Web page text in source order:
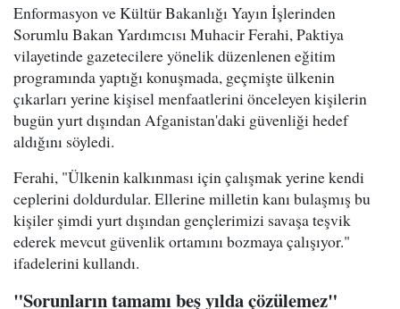
Enformasyon ve Kültür Bakanlığı Yayın İşlerinden
Sorumlu Bakan Yardımcısı Muhacir Ferahi, Paktiya
vilayetinde gazetecilere yönelik düzenlenen eğitim
programında yaptığı konuşmada, geçmişte ülkenin
çıkarları yerine kişisel menfaatlerini önceleyen kişilerin
bugün yurt dışından Afganistan'daki güvenliği hedef
aldığını söyledi.
Ferahi, "Ülkenin kalkınması için çalışmak yerine kendi
ceplerini doldurdular. Ellerine milletin kanı bulaşmış bu
kişiler şimdi yurt dışından gençlerimizi savaşa teşvik
ederek mevcut güvenlik ortamını bozmaya çalışıyor."
ifadelerini kullandı.
"Sorunların tamamı beş yılda çözülemez"